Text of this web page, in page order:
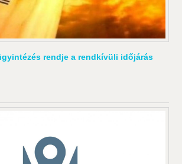
rendje a rendkívüli időjárás